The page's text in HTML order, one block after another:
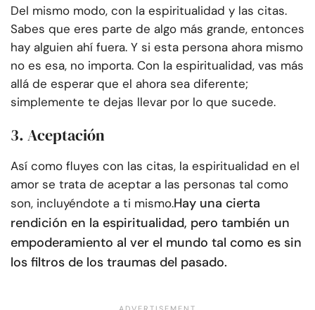
Del mismo modo, con la espiritualidad y las citas.
Sabes que eres parte de algo más grande, entonces
hay alguien ahí fuera. Y si esta persona ahora mismo
no es esa, no importa. Con la espiritualidad, vas más
allá de esperar que el ahora sea diferente;
simplemente te dejas llevar por lo que sucede.
3. Aceptación
Así como fluyes con las citas, la espiritualidad en el
amor se trata de aceptar a las personas tal como
son, incluyéndote a ti mismo.Hay una cierta
rendición en la espiritualidad, pero también un
empoderamiento al ver el mundo tal como es sin
los filtros de los traumas del pasado.